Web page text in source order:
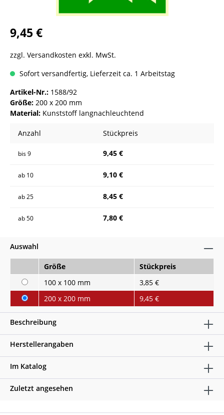
9,45 €
zzgl. Versandkosten exkl. MwSt.
Sofort versandfertig, Lieferzeit ca. 1 Arbeitstag
Artikel-Nr.: 1588/92
Größe: 200 x 200 mm
Material: Kunststoff langnachleuchtend
Anzahl Stückpreis
bis9 9,45 €
ab 10 9,10 €
ab25 8,45 €
ab50 7,80 €
Auswahl
Größe
Stückpreis
100 x 100 mm
3,85 €
200 x 200 mm
9,45 €
Beschreibung
Herstellerangaben
Im Katalog
Zuletzt angesehen